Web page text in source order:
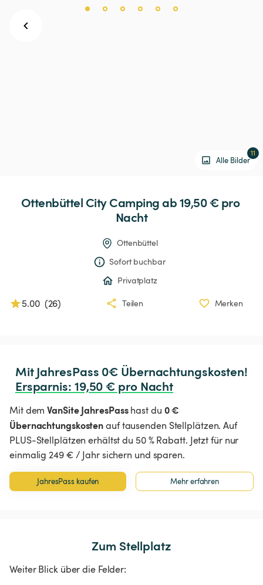
Alle Bilder
11
Ottenbüttel CityCamping ab 19,50 € pro
Nacht
Ottenbüttel
Sofort buchbar
Privatplatz
5.00 (26) Teilen Merken
Ersparnis: 19,50 € pro Nacht
Mit demVanSite JahresPasshast du 0 €
Übernachtungskostenauf tausenden Stellplätzen. Auf
PLUS-Stellplätzen erhältst du 50 % Rabatt. Jetzt für nur
einmalig 249 € / Jahr sichern und sparen.
JahresPass kaufen Mehr erfahren
Zum Stellplatz
Weiter Blick über die Felder: